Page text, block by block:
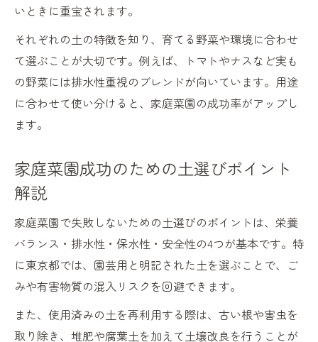
いときに重宝されます。
それぞれの土の特徴を知り、育てる野菜や環境に合わせ
て選ぶことが大切です。例えば、トマトやナスなど実も
の野菜には排水性重視のブレンドが向いています。用途
に合わせて使い分けると、家庭菜園の成功率がアップし
ます。
家庭菜園成功のための土選びポイント
解説
家庭菜園で失敗しないための土選びのポイントは、栄養
バランス・排水性・保水性・安全性の4つが基本です。特
に東京都では、園芸用と明記された土を選ぶことで、ご
みや有害物質の混入リスクを回避できます。
また、使用済みの土を再利用する際は、古い根や害虫を
取り除き、堆肥や腐葉土を加えて土壌改良を行うことが